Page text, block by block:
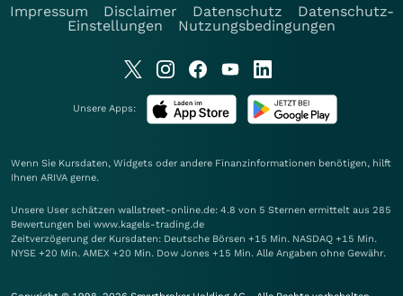
Impressum
Disclaimer Datenschutz
Datenschutz-
Einstellungen
Nutzungsbedingungen
Unsere Apps:
Wenn Sie Kursdaten, Widgets oder andere Finanzinformationen benötigen, hilft
Ihnen ARIVA gerne.
Unsere User schätzen wallstreet-online.de: 4.8 von 5 Sternen ermittelt aus 285
Bewertungen bei www.kagels-trading.de
Zeitverzögerung der Kursdaten: Deutsche Börsen +15 Min. NASDAQ +15 Min.
NYSE +20 Min. AMEX +20 Min. Dow Jones +15 Min. Alle Angaben ohne Gewähr.